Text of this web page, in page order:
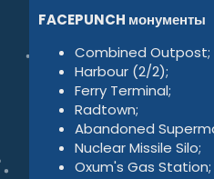
FACEPUNCH монументы
Combined Outpost;
Harbour (2/2);
Ferry Terminal;
Radtown;
Abandoned
Nuclear Missile Silo;
Oxum's Gas Station;